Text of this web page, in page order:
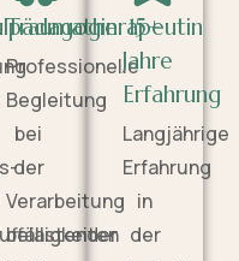
Traumatherapeutin
Professionelle
Begleitung
bei
der
Verarbeitung
belastender
15+
Jahre
Erfahrung
Langjährige
Erfahrung
in
der